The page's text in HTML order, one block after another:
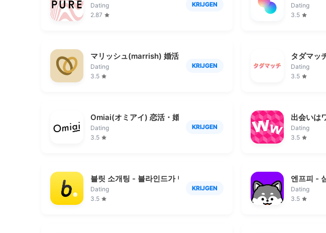
Dating
2.87
KRIJGEN
Dating
3.5
マリッシュ(marrish) 婚活・再婚マッチングアプリ
Dating
3.5
KRIJGEN
タダマッ
Dating
3.5
Omiai(オミアイ) 恋活・婚活のためのマッチングアプリ
Dating
3.5
KRIJGEN
出会いは
Dating
3.5
블릿 소개팅 - 블라인드가 만든 소개팅 앱
Dating
3.5
KRIJGEN
엔프피 -
Dating
3.5